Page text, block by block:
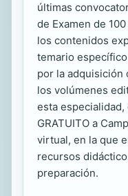
últimas
de Examen de
los contenidos
temario
por la adquisición
los volúmenes
esta
GRATUITO a
virtual, en la que
recursos
preparación.